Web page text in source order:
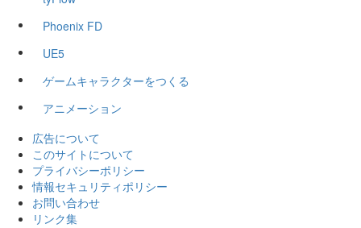
Phoenix FD
UE5
ゲームキャラクターをつくる
アニメーション
広告について
このサイトについて
プライバシーポリシー
情報セキュリティポリシー
お問い合わせ
リンク集